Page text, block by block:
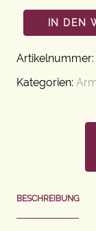
IN DEN
Artikelnummer:
Kategorien:
BESCHREIBUNG